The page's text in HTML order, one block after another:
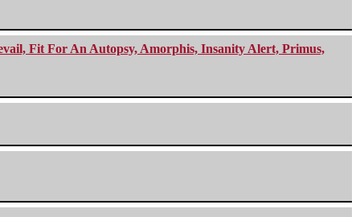
Fit For An Autopsy, Amorphis, Insanity Alert, Primus,